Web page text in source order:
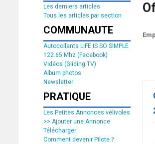
Les derniers articles
Tous les articles par section
COMMUNAUTE
Autocollants LIFE IS SO SIMPLE
122.65 Mhz (Facebook)
Vidéos (Gliding TV)
Album photos
Newsletter
PRATIQUE
Les Petites Annonces vélivoles
>> Ajouter une Annonce
Télécharger
Comment devenir Pilote ?